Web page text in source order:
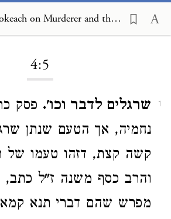
Maaseh Rokeach on Murderer and the Preservation of Life 4:5
4:5
1 שרגלים לדבר וכו'. פסק
נחמיה, אך הטעם שנתן
קשה קצת, דזהו טעמו של
והרב כסף משנה ז"ל כתב,
מפרש שהם דברי תנא קמא